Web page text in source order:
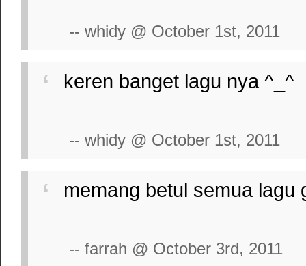
-- whidy @ October 1st, 2011
keren banget lagu nya ^_^
-- whidy @ October 1st, 2011
memang betul semua lagu
-- farrah @ October 3rd, 2011